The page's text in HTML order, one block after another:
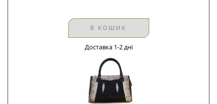
В КОШИК
Доставка 1-2 дні